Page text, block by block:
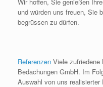
und würden uns freuen, Sie
begrüssen zu dürfen.
Referenzen Viele zufriedene
Bedachungen GmbH. Im
Auswahl von uns